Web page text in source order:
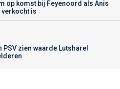
op komst bij Feyenoord als Anis
verkocht is
PSV zien waarde Lutsharel